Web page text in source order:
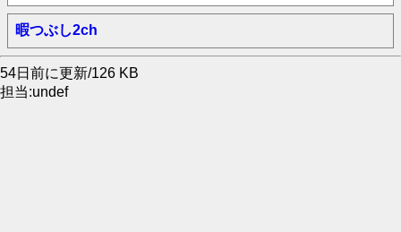
暇つぶし2ch
54日前に更新/126 KB
担当:undef